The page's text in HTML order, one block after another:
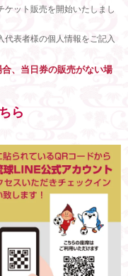
ケット販売を開始いたしまし
表者様の個人情報をご記入
、当日券の販売がない場
ら